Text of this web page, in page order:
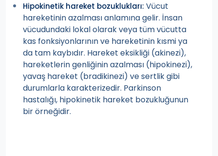
Hipokinetik hareket bozuklukları: Vücut
hareketinin azalması anlamına gelir. İnsan
vücudundaki lokal olarak veya tüm vücutta
kas fonksiyonlarının ve hareketinin kısmi ya
da tam kaybıdır. Hareket eksikliği (akinezi),
hareketlerin genliğinin azalması (hipokinezi),
yavaş hareket (bradikinezi) ve sertlik gibi
durumlarla karakterizedir. Parkinson
hastalığı, hipokinetik hareket bozukluğunun
bir örneğidir.